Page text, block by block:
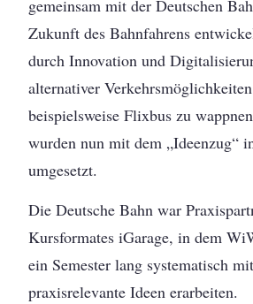
gemeinsam mit der Deutschen
Zukunft des Bahnfahrens
durch Innovation und
alternativer
beispielsweise Flixbus zu
wurden nun mit dem „Ideenzug“
umgesetzt.
Die Deutsche Bahn war
Kursformates iGarage, in dem
ein Semester lang systematisch
praxisrelevante Ideen erarbeiten.